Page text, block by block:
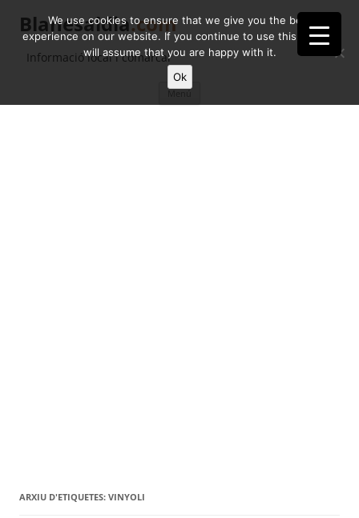
Blanesaldia.com
Informació local i comarcal
contingut
ARXIU D'ETIQUETES: VINYOLI
We use cookies to ensure that we give you the best
experience on our website. If you continue to use this site we
will assume that you are happy with it.
Ok